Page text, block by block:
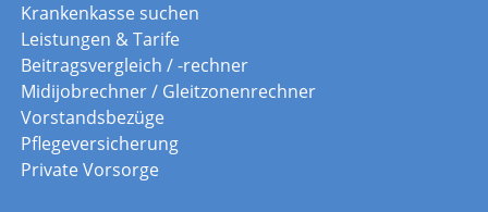
Krankenkasse suchen
Leistungen & Tarife
Beitragsvergleich / -rechner
Midijobrechner / Gleitzonenrechner
Vorstandsbezüge
Pflegeversicherung
Private Vorsorge